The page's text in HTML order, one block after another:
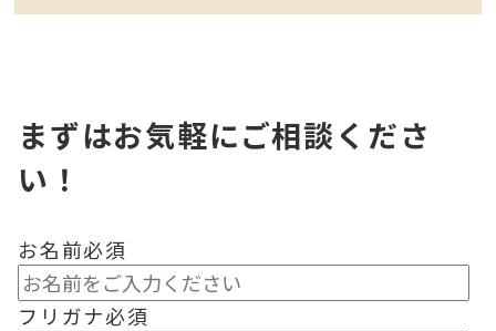
まずはお気軽にご相談くださ
い！
お名前必須
フリガナ必須